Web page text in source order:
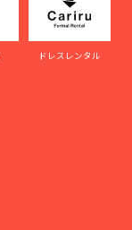
ドレスレンタル